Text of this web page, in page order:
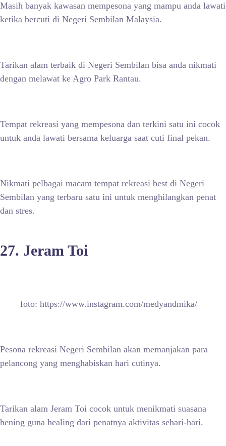
Masih banyak kawasan mempesona yang mampu anda lawati
ketika bercuti di Negeri Sembilan Malaysia.
Tarikan alam terbaik di Negeri Sembilan bisa anda nikmati
dengan melawat ke Agro Park Rantau.
Tempat rekreasi yang mempesona dan terkini satu ini cocok
untuk anda lawati bersama keluarga saat cuti final pekan.
Nikmati pelbagai macam tempat rekreasi best di Negeri
Sembilan yang terbaru satu ini untuk menghilangkan penat
dan stres.
27. Jeram Toi
foto: https://www.instagram.com/medyandmika/
Pesona rekreasi Negeri Sembilan akan memanjakan para
pelancong yang menghabiskan hari cutinya.
Tarikan alam Jeram Toi cocok untuk menikmati suasana
hening guna healing dari penatnya aktivitas sehari-hari.